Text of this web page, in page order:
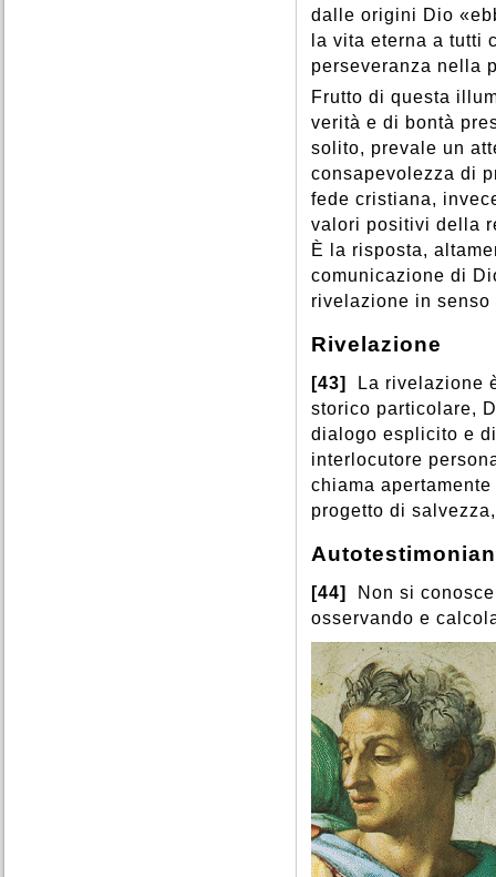
dalle origini Dio
la vita eterna a tutti
perseveranza nella
Frutto di questa
verità e di bontà
solito, prevale un
consapevolezza di
fede cristiana,
valori positivi della
È la risposta,
comunicazione di
rivelazione in senso
Rivelazione
[43]
La rivelazione
storico particolare,
dialogo esplicito e
interlocutore
chiama
progetto di
[44]
Non si
osservando e